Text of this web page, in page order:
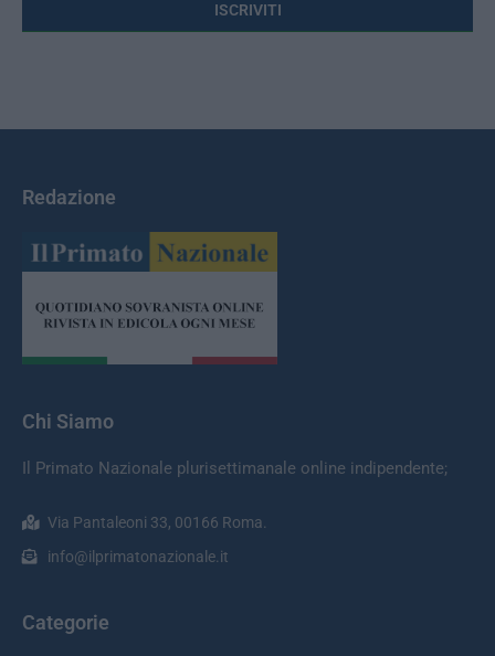
Redazione
Chi Siamo
Il Primato Nazionale plurisettimanale online indipendente;
Via Pantaleoni 33, 00166 Roma.
info@ilprimatonazionale.it
Categorie